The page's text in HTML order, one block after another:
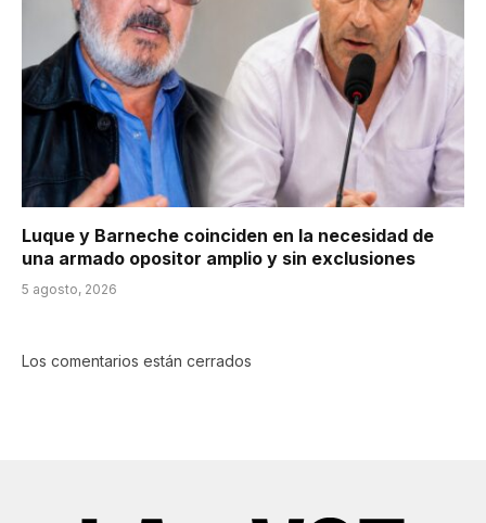
Luque y Barneche coinciden en la necesidad de
una armado opositor amplio y sin exclusiones
5 agosto, 2026
Los comentarios están cerrados